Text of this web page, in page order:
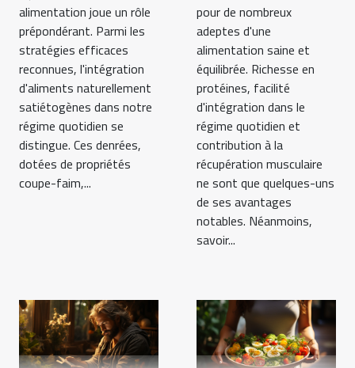
alimentation joue un rôle
prépondérant. Parmi les
stratégies efficaces
reconnues, l'intégration
d'aliments naturellement
satiétogènes dans notre
régime quotidien se
distingue. Ces denrées,
dotées de propriétés
coupe-faim,...
pour de nombreux
adeptes d'une
alimentation saine et
équilibrée. Richesse en
protéines, facilité
d'intégration dans le
régime quotidien et
contribution à la
récupération musculaire
ne sont que quelques-uns
de ses avantages
notables. Néanmoins,
savoir...